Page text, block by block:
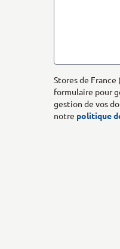
Stores de
formulaire pour
gestion de vos
notre politique